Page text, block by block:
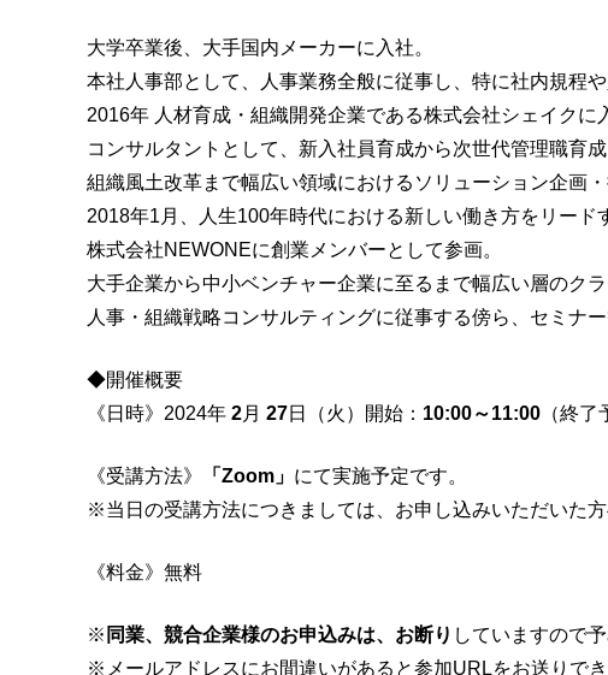
大学卒業後、大手国内メーカーに入社。
本社人事部として、人事業務全般に従事し、特に社内規程
2016年 人材育成・組織開発企業である株式会社シェイクに
コンサルタントとして、新入社員育成から次世代管理職育成
組織風土改革まで幅広い領域におけるソリューション企画・
2018年1月、人生100年時代における新しい働き方をリード
株式会社NEWONEに創業メンバーとして参画。
大手企業から中小ベンチャー企業に至るまで幅広い層のクラ
人事・組織戦略コンサルティングに従事する傍ら、セミナ
◆開催概要
《日時》2024年 2月 27日（火）開始： 10:00～11:00 （終了
《受講方法》 「Zoom」 にて実施予定です。
※当日の受講方法につきましては、お申し込みいただいた
《料金》無料
※ 同業、競合企業様のお申込みは、お断り していますので
※メールアドレスにお間違いがあると参加URLをお送りで